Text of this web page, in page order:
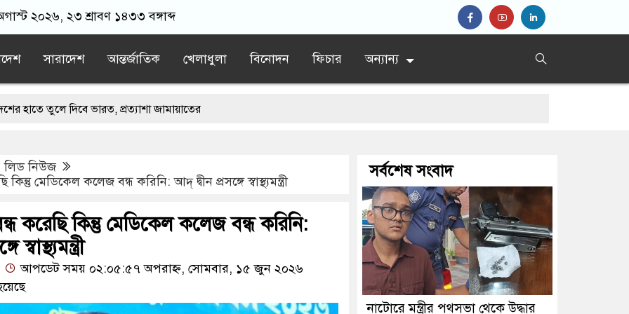
২০২৬, ২৩ শ্রাবণ ১৪৩৩ বঙ্গাব্দ
সারাদেশ আন্তর্জাতিক খেলাধুলা বিনোদন ফিচার অন্যান্য
দিবে ভারত, প্রত্যাশা জামায়াতের
মার্কিন ঘাঁটিতে নিখুঁত হামলা চালান ইরানি পাইলটরা
কাছে পাঠাতেন ইসলামী বিশ্ববিদ্যালয়ের ছাত্রী
মর্মান্তিক দুই দুর্ঘটনা, ঝরে গেল ১৫ প্রাণ
লিড নিউজ
মেডিকেল কলেজ বন্ধ করিনি: আদ্ দ্বীন প্রসঙ্গে স্বাস্থ্যমন্ত্রী
করেছি কিন্তু মেডিকেল কলেজ বন্ধ করিনি:
আপডেট সময় ০২:০৫:৫৭ অপরাহ্ন, সোমবার, ১৫ জুন ২০২৬
সর্বশেষ সংবাদ
নাটোরে মন্ত্রীর পথসভা থেকে উদ্ধার